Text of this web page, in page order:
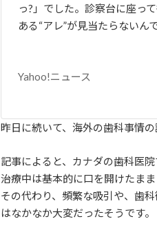
っ?」でした。診察台に座っ
ある“アレ”が見当たらないん
Yahoo!ニュース
昨日に続いて、海外の歯科事情の
記事によると、カナダの歯科医
治療中は基本的に口を開けたまま
その代わり、頻繁な吸引や、歯
はなかなか大変だったそうです。